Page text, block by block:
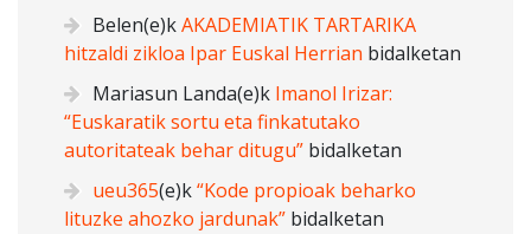
Belen(e)kAKADEMIATIK TARTARIKA
hitzaldi zikloa Ipar Euskal Herrian bidalketan
Mariasun Landa(e)k Imanol Irizar:
“Euskaratik sortu eta finkatutako
autoritateak behar ditugu” bidalketan
ueu365(e)k“Kode propioak beharko
lituzke ahozko jardunak” bidalketan